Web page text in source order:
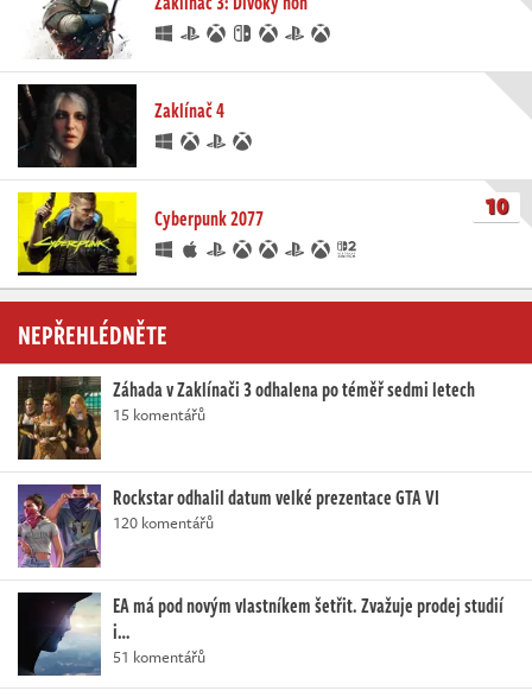
Zaklínač 4
Cyberpunk 2077 10
NEPŘEHLÉDNĚTE
Záhada v Zaklínači 3 odhalena po téměř sedmi letech
15 komentářů
Rockstar odhalil datum velké prezentace GTA VI
120 komentářů
EA má pod novým vlastníkem šetřit. Zvažuje prodej studií
i…
51 komentářů